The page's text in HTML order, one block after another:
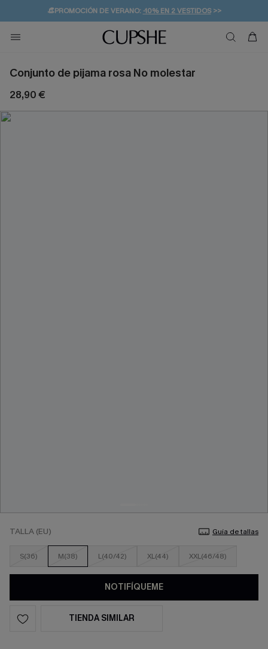
👒PROMOCIÓN DE VERANO:-10% EN 2 VESTIDOS>>
💌¡SUSCRIBIRSE & GANAR -10% EXTRA!
🚚ENVÍO GRATUITO A PARTIR DE 49 € >>
Conjunto de pijama rosa No molestar
28,90 €
TALLA (EU) Guía de tallas
S(36) M(38) L(40/42) XL(44) XXL(46/48)
NOTIFÍQUEME
TIENDA SIMILAR